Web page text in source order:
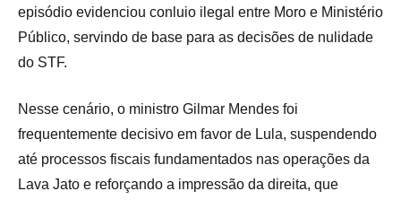
episódio evidenciou conluio ilegal entre Moro e Ministério
Público, servindo de base para as decisões de nulidade
do STF.
Nesse cenário, o ministro Gilmar Mendes foi
frequentemente decisivo em favor de Lula, suspendendo
até processos fiscais fundamentados nas operações da
Lava Jato e reforçando a impressão da direita, que